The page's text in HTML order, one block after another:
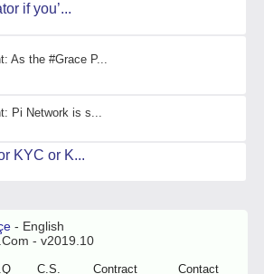
if you’...
As the #Grace P...
Pi Network is s...
KYC or K...
- English
- v2019.10
C.S. Contract Contact